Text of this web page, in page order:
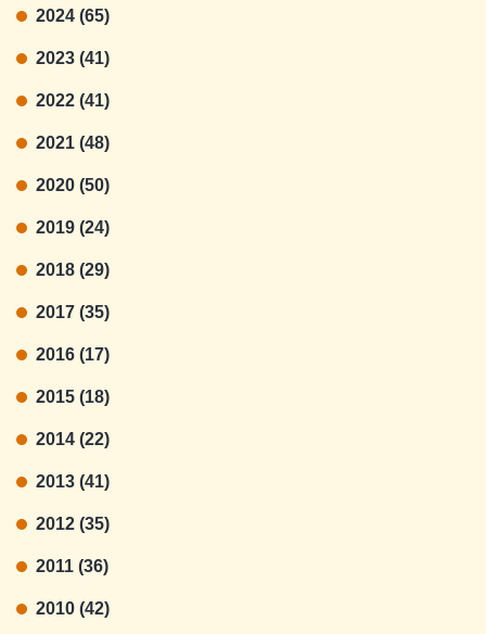
2024 (65)
2023 (41)
2022 (41)
2021 (48)
2020 (50)
2019 (24)
2018 (29)
2017 (35)
2016 (17)
2015 (18)
2014 (22)
2013 (41)
2012 (35)
2011 (36)
2010 (42)